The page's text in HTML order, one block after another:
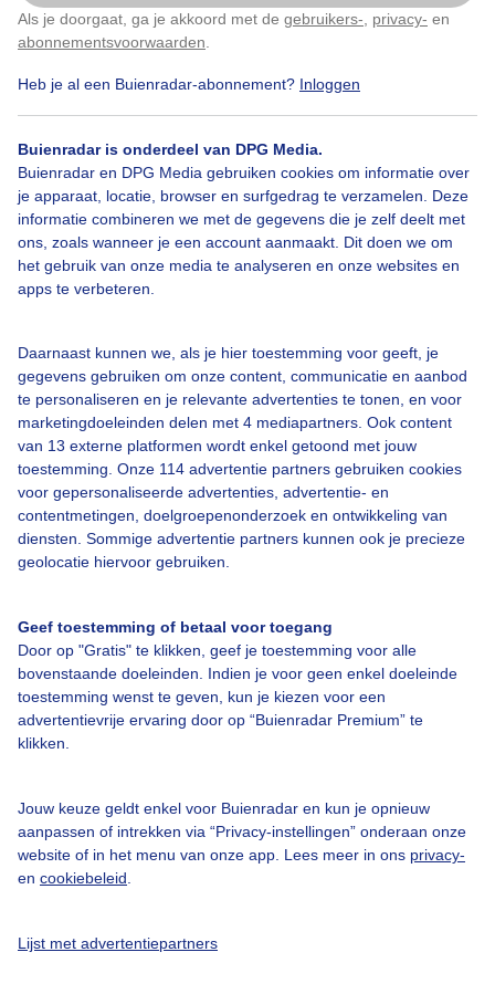
Als je doorgaat, ga je akkoord met de gebruikers- privacy- en
abonnementsvoorwaarden
Heb je al een Buienradar-abonnement? Inloggen
Buienradar is onderdeel van DPG Media.
Buienradar en DPG Media gebruiken cookies om informatie over
je apparaat, locatie, browser en surfgedrag te verzamelen. Deze
informatie combineren we met de gegevens die je zelf deelt met
ons, zoals wanneer je een account aanmaakt. Dit doen we om
het gebruik van onze media te analyseren en onze websites en
apps te verbeteren.
Daarnaast kunnen we, als je hier toestemming voor geeft, je
gegevens gebruiken om onze content, communicatie en aanbod
te personaliseren en je relevante advertenties te tonen, en voor
marketingdoeleinden delen met 4 mediapartners. Ook content
van 13 externe platformen wordt enkel getoond met jouw
toestemming. Onze 114 advertentie partners gebruiken cookies
voor gepersonaliseerde advertenties, advertentie- en
contentmetingen, doelgroepenonderzoek en ontwikkeling van
diensten. Sommige advertentie partners kunnen ook je precieze
geolocatie hiervoor gebruiken.
Geef toestemming of betaal voor toegang
Door op "Gratis" te klikken, geef je toestemming voor alle
bovenstaande doeleinden. Indien je voor geen enkel doeleinde
toestemming wenst te geven, kun je kiezen voor een
advertentievrije ervaring door op “Buienradar Premium” te
klikken.
Jouw keuze geldt enkel voor Buienradar en kun je opnieuw
aanpassen of intrekken via “Privacy-instellingen” onderaan onze
website of in het menu van onze app. Lees meer in ons privacy-
en cookiebeleid
Lijst met advertentiepartners
Herfst Wolken
Bekijk slideshow
Over Buienradar
Bedrijfsgegevens
Contact
Toegankelijkheid
Gebruikersvoorwaarden
Adverteren
Privacy beleid
Cookie beleid
Klik hierom dit aan te passen